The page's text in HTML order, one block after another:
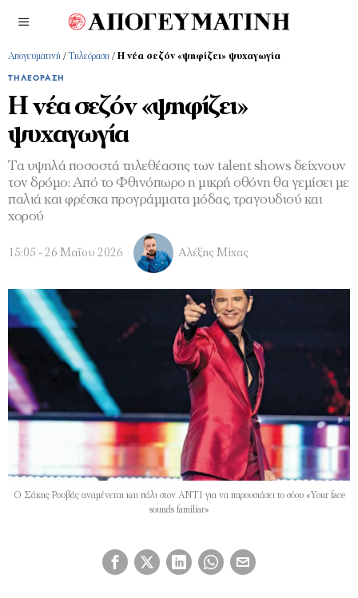
Απογευματινή /Τηλεόραση / Η νέα σεζόν «ψηφίζει» ψυχαγωγία
ΤΗΛΕΌΡΑΣΗ
Η νέα σεζόν «ψηφίζει»
ψυχαγωγία
Τα υψηλά ποσοστά τηλεθέασης των talent shows δείχνουν
τον δρόμο: Από το Φθινόπωρο η μικρή οθόνη θα γεμίσει με
παλιά και φρέσκα προγράμματα μόδας, τραγουδιού και
χορού
15:05 - 26 Μαΐου 2026 Αλέξης Μίχας
Ο Σάκης Ρουβάς αναμένεται και πάλι στον ΑΝΤ1 για να παρουσιάσει το σόου «Your face
sounds familiar»